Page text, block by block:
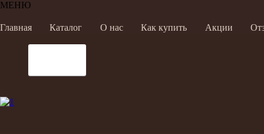
МЕНЮ
Главная Каталог О нас Как купить Акции